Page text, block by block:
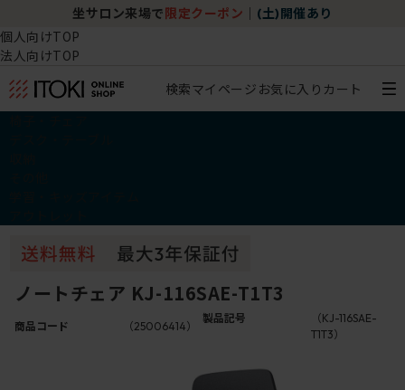
坐サロン来場で 限定クーポン (土)開催あり
個人向けTOP
法人向けTOP
検索マイページ お気に入り カート
ノートチェア KJ-116SAE-T1T3
商品コード （25006414）
製品記号
（KJ-116SAE-
T1T3）